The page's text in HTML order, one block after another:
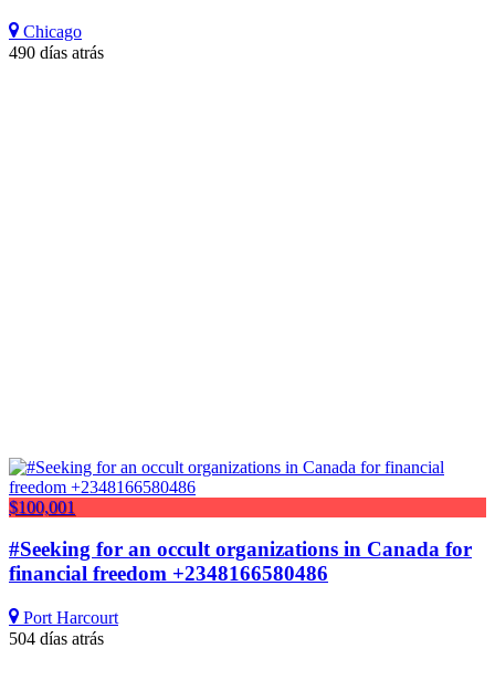
Chicago
490 días atrás
$100,001
#Seeking for an occult organizations in Canada for
financial freedom +2348166580486
Port Harcourt
504 días atrás